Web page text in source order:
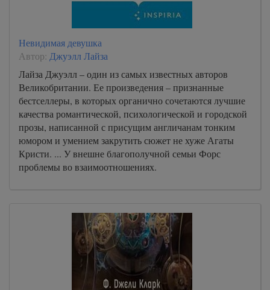
Невидимая девушка
Автор: Джуэлл Лайза
Лайза Джуэлл – один из самых известных авторов
Великобритании. Ее произведения – признанные
бестселлеры, в которых органично сочетаются лучшие
качества романтической, психологической и городской
прозы, написанной с присущим англичанам тонким
юмором и умением закрутить сюжет не хуже Агаты
Кристи. ... У внешне благополучной семьи Форс
проблемы во взаимоотношениях.